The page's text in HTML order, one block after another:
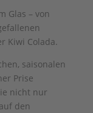
Glas – von
Kiwi Colada.
saisonalen
Prise
nicht nur
den